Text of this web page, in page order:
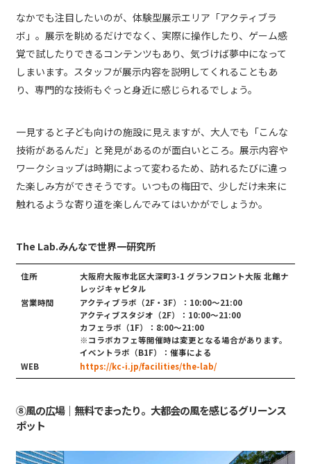
なかでも注目したいのが、体験型展示エリア「アクティブラ
ボ」。展示を眺めるだけでなく、実際に操作したり、ゲーム感
覚で試したりできるコンテンツもあり、気づけば夢中になって
しまいます。スタッフが展示内容を説明してくれることもあ
り、専門的な技術もぐっと身近に感じられるでしょう。
一見すると子ども向けの施設に見えますが、大人でも「こんな
技術があるんだ」と発見があるのが面白いところ。展示内容や
ワークショップは時期によって変わるため、訪れるたびに違っ
た楽しみ方ができそうです。いつもの梅田で、少しだけ未来に
触れるような寄り道を楽しんでみてはいかがでしょうか。
The Lab.みんなで世界一研究所
住所
大阪府大阪市北区大深町3-1 グランフロント大阪 北館ナ
レッジキャピタル
営業時間
アクティブラボ（2F・3F）：10:00～21:00
アクティブスタジオ（2F）：10:00～21:00
カフェラボ（1F）：8:00〜21:00
※コラボカフェ等開催時は変更となる場合があります。
イベントラボ（B1F）：催事による
WEB
https://kc-i.jp/facilities/the-lab/
⑧風の広場｜無料でまったり。大都会の風を感じるグリーンス
ポット